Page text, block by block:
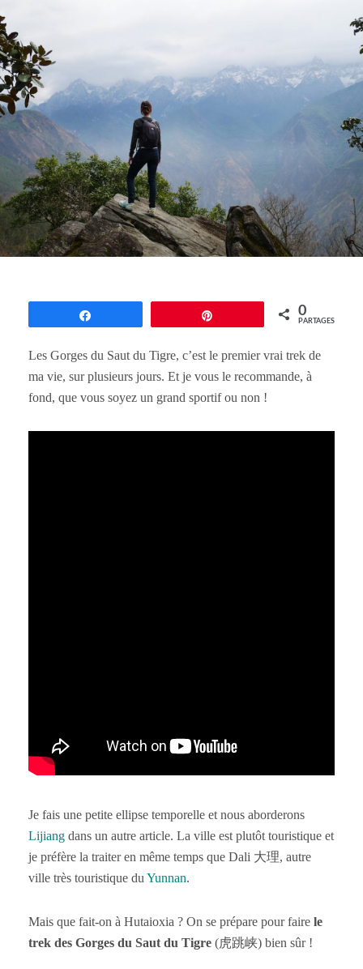
0
PARTAGES
Les Gorges du Saut du Tigre, c’est le premier vrai trek de
ma vie, sur plusieurs jours. Et je vous le recommande, à
fond, que vous soyez un grand sportif ou non !
Je fais une petite ellipse temporelle et nous aborderons
Lijiang dans un autre article. La ville est plutôt touristique et
je préfère la traiter en même temps que Dali 大理, autre
ville très touristique du Yunnan.
Mais que fait-on à Hutaioxia ? On se prépare pour faire le
trek des Gorges du Saut du Tigre (虎跳峡) bien sûr !